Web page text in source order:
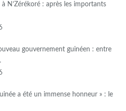
à N’Zérékoré : après les importants
gouvernement guinéen : entre
a été un immense honneur » : le